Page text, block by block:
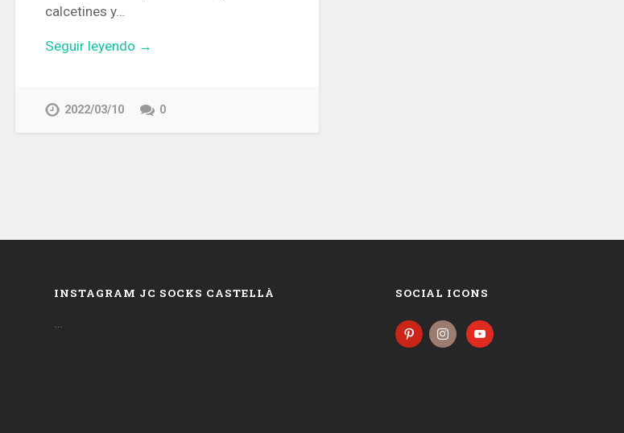
calcetines y…
Seguir leyendo →
2022/03/10 0
INSTAGRAM JC SOCKS CASTELLÀ
…
SOCIAL ICONS